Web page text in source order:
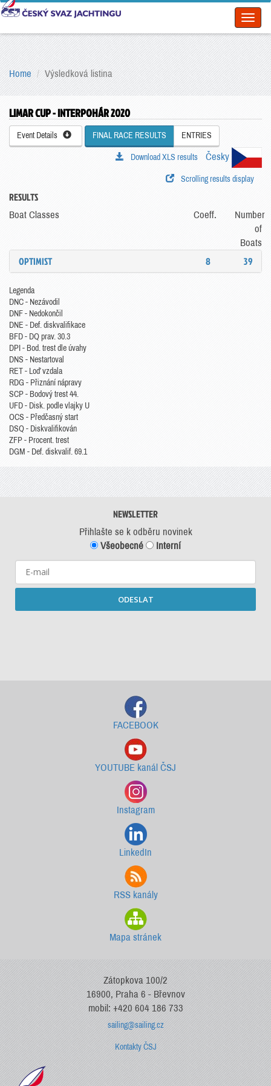
Home Výsledková listina
LIMAR CUP - INTERPOHÁR 2020
Event Details FINAL RACE RESULTS ENTRIES
Česky
Download XLS results
Scrolling results display
RESULTS
Boat Classes Coeff.
Number
of
Boats
OPTIMIST 8 39
Legenda
DNC - Nezávodil
DNF - Nedokončil
DNE - Def. diskvalifikace
BFD - DQ prav. 30.3
DPI - Bod. trest dle úvahy
DNS - Nestartoval
RET - Loď vzdala
RDG - Přiznání nápravy
SCP - Bodový trest 44.
UFD - Disk. podle vlajky U
OCS - Předčasný start
DSQ - Diskvalifikován
ZFP - Procent. trest
DGM - Def. diskvalif. 69.1
NEWSLETTER
Přihlašte se k odběru novinek
Všeobecné
Interní
ODESLAT
FACEBOOK
YOUTUBE kanál ČSJ
Instagram
LinkedIn
RSS kanály
Mapa stránek
Zátopkova 100/2
16900, Praha 6 - Břevnov
mobil: +420 604 186 733
sailing@sailing.cz
Kontakty ČSJ